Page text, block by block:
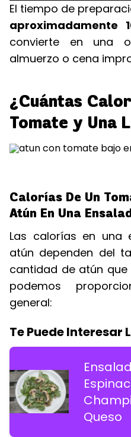
El tiempo de
aproximadamente
convierte en una
almuerzo o cena
¿Cuántas
Tomate y Una
Calorías De Un
Atún En Una
Las calorías en una
atún dependen del
cantidad de atún que
podemos
general:
Te Puede Interesar
Queso